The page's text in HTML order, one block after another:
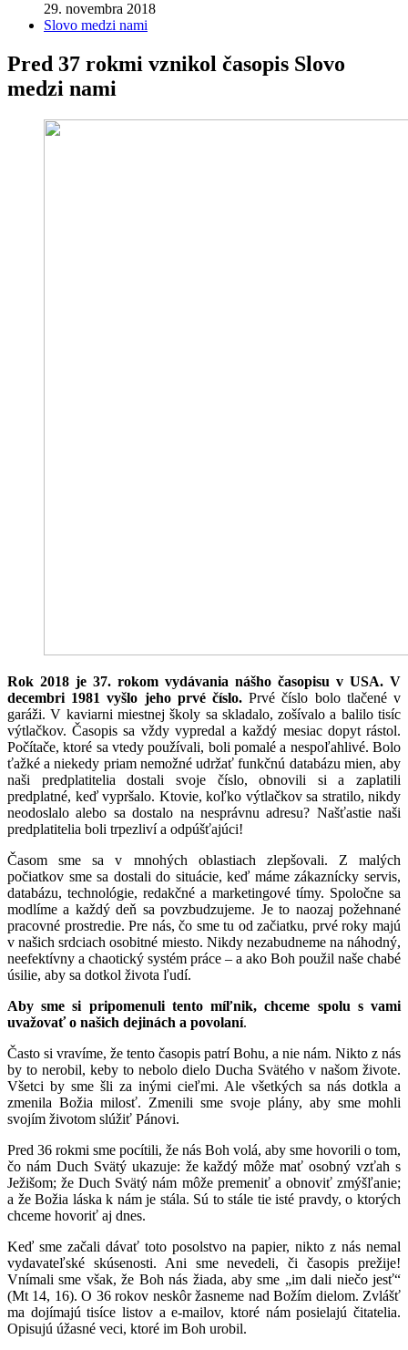
29. novembra 2018
Slovo medzi nami
Pred 37 rokmi vznikol časopis Slovo
medzi nami
Rok 2018 je 37. rokom vydávania nášho časopisu v USA. V
decembri 1981 vyšlo jeho prvé číslo. Prvé číslo bolo tlačené v
garáži. V kaviarni miestnej školy sa skladalo, zošívalo a balilo tisíc
výtlačkov. Časopis sa vždy vypredal a každý mesiac dopyt rástol.
Počítače, ktoré sa vtedy používali, boli pomalé a nespoľahlivé. Bolo
ťažké a niekedy priam nemožné udržať funkčnú databázu mien, aby
naši predplatitelia dostali svoje číslo, obnovili si a zaplatili
predplatné, keď vypršalo. Ktovie, koľko výtlačkov sa stratilo, nikdy
neodoslalo alebo sa dostalo na nesprávnu adresu? Našťastie naši
predplatitelia boli trpezliví a odpúšťajúci!
Časom sme sa v mnohých oblastiach zlepšovali. Z malých
počiatkov sme sa dostali do situácie, keď máme zákaznícky servis,
databázu, technológie, redakčné a marketingové tímy. Spoločne sa
modlíme a každý deň sa povzbudzujeme. Je to naozaj požehnané
pracovné prostredie. Pre nás, čo sme tu od začiatku, prvé roky majú
v našich srdciach osobitné miesto. Nikdy nezabudneme na náhodný,
neefektívny a chaotický systém práce – a ako Boh použil naše chabé
úsilie, aby sa dotkol života ľudí.
Aby sme si pripomenuli tento míľnik, chceme spolu s vami
uvažovať o našich dejinách a povolaní.
Často si vravíme, že tento časopis patrí Bohu, a nie nám. Nikto z nás
by to nerobil, keby to nebolo dielo Ducha Svätého v našom živote.
Všetci by sme šli za inými cieľmi. Ale všetkých sa nás dotkla a
zmenila Božia milosť. Zmenili sme svoje plány, aby sme mohli
svojím životom slúžiť Pánovi.
Pred 36 rokmi sme pocítili, že nás Boh volá, aby sme hovorili o tom,
čo nám Duch Svätý ukazuje: že každý môže mať osobný vzťah s
Ježišom; že Duch Svätý nám môže premeniť a obnoviť zmýšľanie;
a že Božia láska k nám je stála. Sú to stále tie isté pravdy, o ktorých
chceme hovoriť aj dnes.
Keď sme začali dávať toto posolstvo na papier, nikto z nás nemal
vydavateľské skúsenosti. Ani sme nevedeli, či časopis prežije!
Vnímali sme však, že Boh nás žiada, aby sme „im dali niečo jesť“
(Mt 14, 16). O 36 rokov neskôr žasneme nad Božím dielom. Zvlášť
ma dojímajú tisíce listov a e-mailov, ktoré nám posielajú čitatelia.
Opisujú úžasné veci, ktoré im Boh urobil.